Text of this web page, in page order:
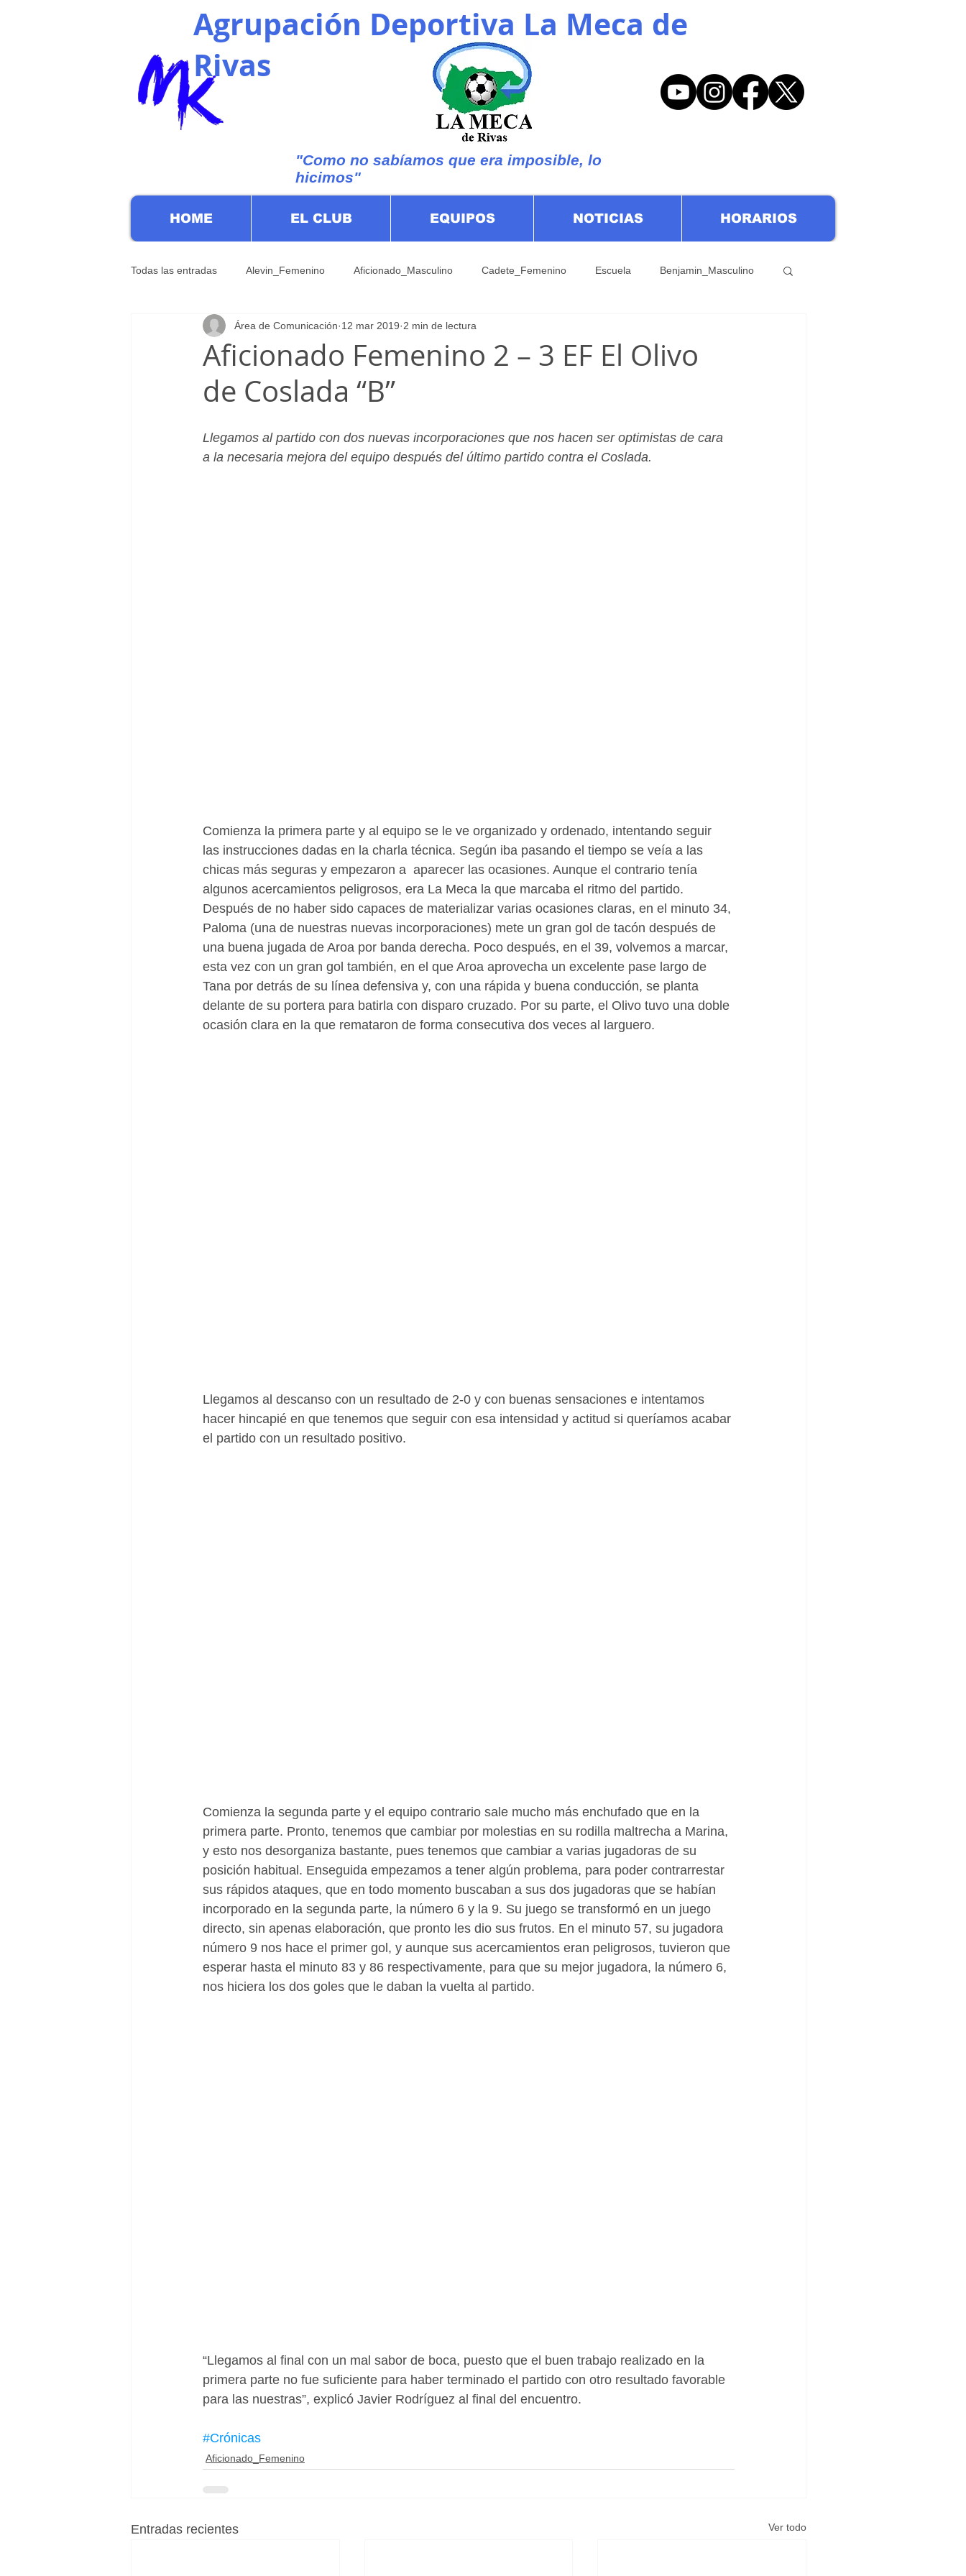
Agrupación Deportiva La Meca de
Rivas
"Como no sabíamos que era imposible, lo
hicimos"
HOME EL CLUB EQUIPOS NOTICIAS HORARIOS
Todas las entradas Alevin_Femenino Aficionado_Masculino Cadete_Femenino Escuela Benjamin_Masculino
Infantil_Femenino Patrocinadores Juvenil_Femenino
Cadete_Masculino Club Juvenil_Masculino
Aficionado Femenino 2 – 3 EF El Olivo
de Coslada “B”
Área de Comunicación 12 mar 2019 2 min de lectura
Llegamos al partido con dos nuevas incorporaciones que nos hacen ser optimistas de cara
a la necesaria mejora del equipo después del último partido contra el Coslada.
Comienza la primera parte y al equipo se le ve organizado y ordenado, intentando seguir
las instrucciones dadas en la charla técnica. Según iba pasando el tiempo se veía a las
chicas más seguras y empezaron a  aparecer las ocasiones. Aunque el contrario tenía
algunos acercamientos peligrosos, era La Meca la que marcaba el ritmo del partido.
Después de no haber sido capaces de materializar varias ocasiones claras, en el minuto 34,
Paloma (una de nuestras nuevas incorporaciones) mete un gran gol de tacón después de
una buena jugada de Aroa por banda derecha. Poco después, en el 39, volvemos a marcar,
esta vez con un gran gol también, en el que Aroa aprovecha un excelente pase largo de
Tana por detrás de su línea defensiva y, con una rápida y buena conducción, se planta
delante de su portera para batirla con disparo cruzado. Por su parte, el Olivo tuvo una doble
ocasión clara en la que remataron de forma consecutiva dos veces al larguero.
Llegamos al descanso con un resultado de 2-0 y con buenas sensaciones e intentamos
hacer hincapié en que tenemos que seguir con esa intensidad y actitud si queríamos acabar
el partido con un resultado positivo.
Comienza la segunda parte y el equipo contrario sale mucho más enchufado que en la
primera parte. Pronto, tenemos que cambiar por molestias en su rodilla maltrecha a Marina,
y esto nos desorganiza bastante, pues tenemos que cambiar a varias jugadoras de su
posición habitual. Enseguida empezamos a tener algún problema, para poder contrarrestar
sus rápidos ataques, que en todo momento buscaban a sus dos jugadoras que se habían
incorporado en la segunda parte, la número 6 y la 9. Su juego se transformó en un juego
directo, sin apenas elaboración, que pronto les dio sus frutos. En el minuto 57, su jugadora
número 9 nos hace el primer gol, y aunque sus acercamientos eran peligrosos, tuvieron que
esperar hasta el minuto 83 y 86 respectivamente, para que su mejor jugadora, la número 6,
nos hiciera los dos goles que le daban la vuelta al partido.
“Llegamos al final con un mal sabor de boca, puesto que el buen trabajo realizado en la
primera parte no fue suficiente para haber terminado el partido con otro resultado favorable
para las nuestras”, explicó Javier Rodríguez al final del encuentro.
#Crónicas
Aficionado_Femenino
Entradas recientes Ver todo